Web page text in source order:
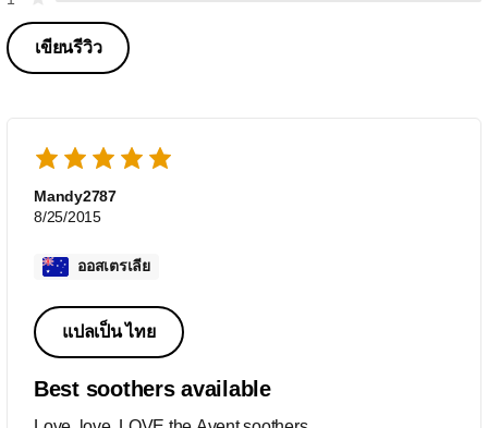
เขียนรีวิว
Mandy2787
8/25/2015
ออสเตรเลีย
แปลเป็น ไทย
Best soothers available